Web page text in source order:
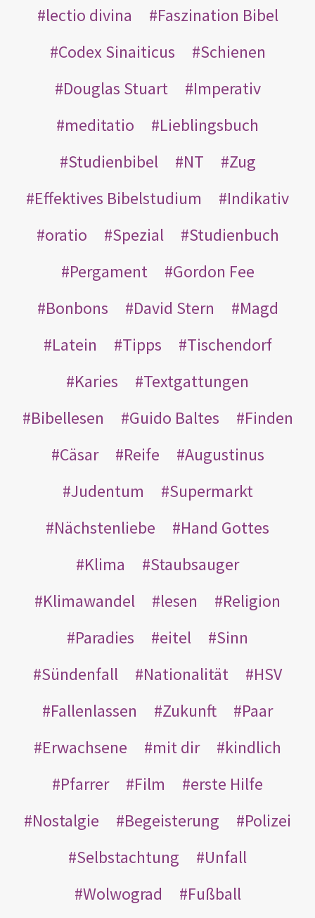
lectio divina
Faszination Bibel
Codex Sinaiticus
Schienen
Douglas Stuart
Imperativ
meditatio
Lieblingsbuch
Studienbibel
NT
Zug
Effektives Bibelstudium
Indikativ
oratio
Spezial
Studienbuch
Pergament
Gordon Fee
Bonbons
David Stern
Magd
Latein
Tipps
Tischendorf
Karies
Textgattungen
Bibellesen
Guido Baltes
Finden
Cäsar
Reife
Augustinus
Judentum
Supermarkt
Nächstenliebe
Hand Gottes
Klima
Staubsauger
Klimawandel
lesen
Religion
Paradies
eitel
Sinn
Sündenfall
Nationalität
HSV
Fallenlassen
Zukunft
Paar
Erwachsene
mit dir
kindlich
Pfarrer
Film
erste Hilfe
Nostalgie
Begeisterung
Polizei
Selbstachtung
Unfall
Wolwograd
Fußball